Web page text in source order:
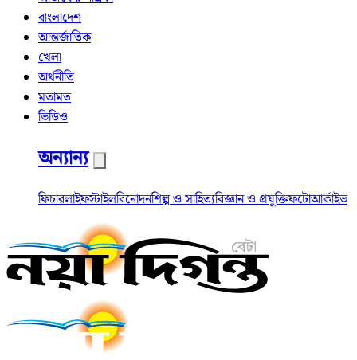
বাংলাদেশ
আন্তর্জাতিক
খেলা
অর্থনীতি
মতামত
ভিডিও
অন্যান্য
ফিচারলাইফস্টাইলবিনোদনশিল্প ও সাহিত্যবিজ্ঞান ও প্রযুক্তিফটোআর্কাইভ